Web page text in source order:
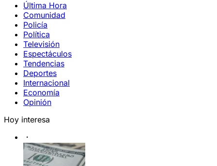
Última Hora
Comunidad
Policía
Política
Televisión
Espectáculos
Tendencias
Deportes
Internacional
Economía
Opinión
Hoy interesa